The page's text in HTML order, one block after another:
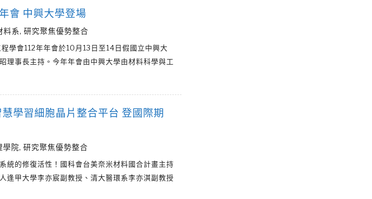
會 中興大學登場
料系, 研究聚焦優勢整合
學會112年年會於10月13日至14日假國立中興大
理事長主持。今年年會由中興大學由材料科學與工
學習細胞晶片整合平台 登國際期
學院, 研究聚焦優勢整合
統的修復活性！國科會台美奈米材料國合計畫主持
逢甲大學李亦宸副教授、清大醫環系李亦淇副教授